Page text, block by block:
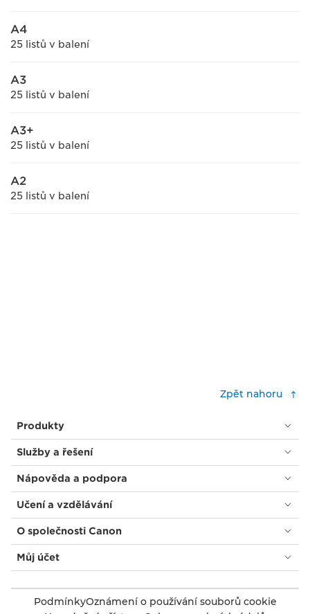
A4
25 listů v balení
A3
25 listů v balení
A3+
25 listů v balení
A2
25 listů v balení
Zpět nahoru
Produkty
Služby a řešení
Nápověda a podpora
Učení a vzdělávání
O společnosti Canon
Můj účet
PodmínkyOznámení o používání souborů cookie